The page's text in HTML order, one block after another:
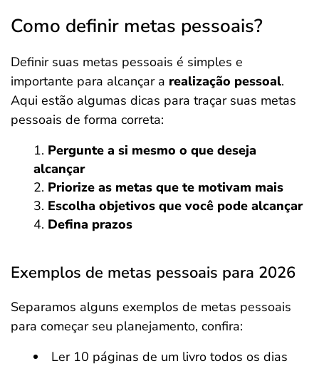
Como definir metas pessoais?
Definir suas metas pessoais é simples e
importante para alcançar a realização pessoal.
Aqui estão algumas dicas para traçar suas metas
pessoais de forma correta:
Pergunte a si mesmo o que deseja
alcançar
Priorize as metas que te motivam mais
Escolha objetivos que você pode alcançar
Defina prazos
Exemplos de metas pessoais para 2026
Separamos alguns exemplos de metas pessoais
para começar seu planejamento, confira:
Ler 10 páginas de um livro todos os dias